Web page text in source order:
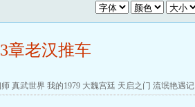
章老汉推车
真武世界 我的1979 大魏宫廷 天启之门 流氓艳遇记